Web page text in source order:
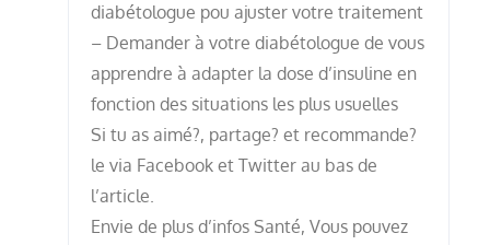
diabétologue pou ajuster votre traitement
– Demander à votre diabétologue de vous
apprendre à adapter la dose d’insuline en
fonction des situations les plus usuelles
Si tu as aimé?, partage? et recommande?
le via Facebook et Twitter au bas de
l’article.
Envie de plus d’infos Santé, Vous pouvez